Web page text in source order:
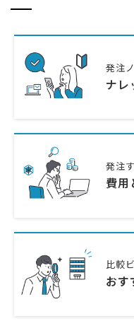
発注
ナレ
発注
費用
比較
おす